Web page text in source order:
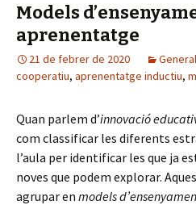
k
te
ix
Models
aprenentatge
21 de febrer de 2020 General
cooperatiu, aprenentatge inductiu,
Quan parlem d’innovació
com classificar les diferents
l’aula per identificar les que ja
noves que podem explorar.
agrupar en models